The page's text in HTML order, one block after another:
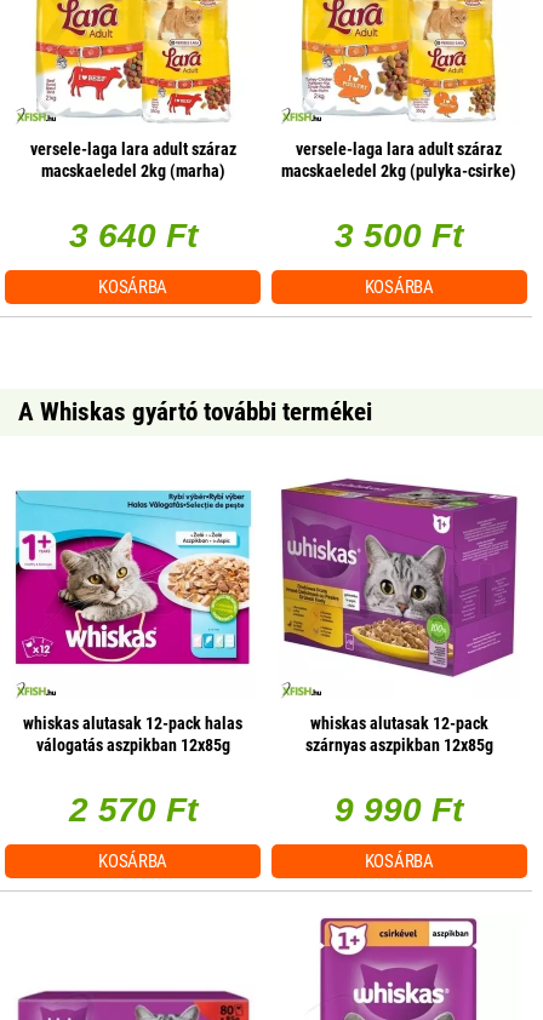
versele-laga lara adult száraz
macskaeledel 2kg (marha)
3 640 Ft
KOSÁRBA
versele-laga lara adult száraz
macskaeledel 2kg (pulyka-csirke)
3 500 Ft
KOSÁRBA
A Whiskas gyártó további termékei
whiskas alutasak 12-pack halas
válogatás aszpikban 12x85g
2 570 Ft
KOSÁRBA
whiskas alutasak 12-pack
szárnyas aszpikban 12x85g
9 990 Ft
KOSÁRBA